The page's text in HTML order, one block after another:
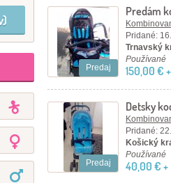
Predaj
Predám
Pridané:
Trnavský
Používané
150,00 €
Predaj
Detsky
Pridané:
Košický
Používané
40,00 € +